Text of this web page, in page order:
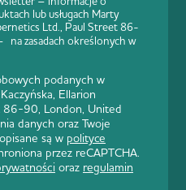
lub usługach Marty
Ltd., Paul Street 86-
zasadach określonych w
podanych w
Ellarion
86-90, London, United
danych oraz Twoje
są w polityce
przez reCAPTCHA.
oraz regulamin